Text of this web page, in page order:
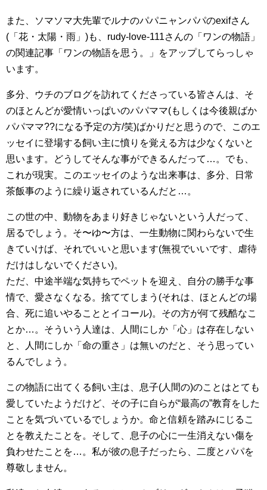
また、ソマソマ大先輩でルナのパパニャンパパのexifさん
(「花・太陽・雨」)も、rudy-love-111さんの「ワンの物語」
の関連記事「ワンの物語を思う。」をアップしてらっしゃ
います。
多分、ウチのブログを訪れてくださっている皆さんは、そ
のほとんどが愛情いっぱいのパパママ(もしくは今後親ばか
パパママ??になる予定の方/笑)ばかりだと思うので、このエ
ッセイに登場する飼い主に憤りを覚える方は少なくないと
思います。どうしてそんな事ができるんだって…。でも、
これが現実。このエッセイのような出来事は、多分、日常
茶飯事のように繰り返されているんだと…。
この世の中、動物をあまり好きじゃないという人だって、
居るでしょう。そ〜ゆ〜方は、一生動物に関わらないで生
きていけば、それでいいと思います(無視でいいです、虐待
だけはしないでください)。
ただ、中途半端な気持ちでペットを迎え、自分の勝手な事
情で、愛さなくなる。捨ててしまう(それは、ほとんどの場
合、死に追いやることとイコール)。その方が何て残酷なこ
とか…。そういう人達は、人間にしか「心」は存在しない
と、人間にしか「命の重さ」は無いのだと、そう思ってい
るんでしょう。
この物語に出てくる飼い主は、息子(人間の)のことはとても
愛していたようだけど、その子に自らが“最高の”教育をした
ことを気づいているでしょうか。命と信頼を踏みにじるこ
とを教えたことを。そして、息子の心に一生消えない傷を
負わせたことを…。私が彼の息子だったら、二度とパパを
尊敬しません。